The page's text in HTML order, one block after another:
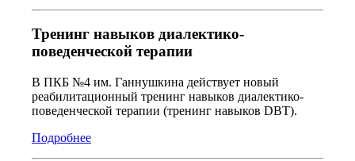
Тренинг навыков диалектико-
поведенческой терапии
В ПКБ №4 им. Ганнушкина действует новый
реабилитационный тренинг навыков диалектико-
поведенческой терапии (тренинг навыков DBT).
Подробнее